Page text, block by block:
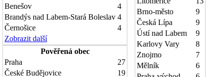
Benešov
4
Brandýs nad Labem-Stará Boleslav 4
Černošice
4
Zobrazit další
Pověřená obec
Praha
27
České Budějovice
19
Brno-město
9
Česká Lípa
9
Ústí nad Labem
9
Karlovy Vary
8
Znojmo
7
Mělník
6